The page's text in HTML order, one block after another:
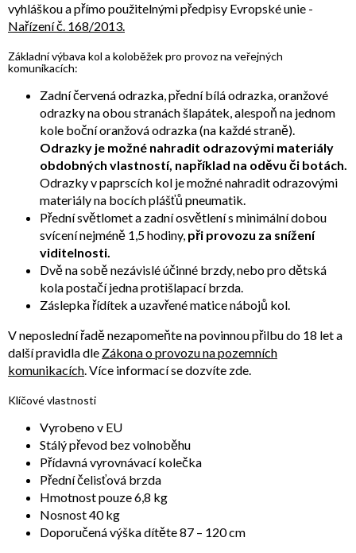
vyhláškou a přímo použitelnými předpisy Evropské unie -
Nařízení č. 168/2013.
Základní výbava kol a koloběžek pro provoz na veřejných
komunikacích:
Zadní červená odrazka, přední bílá odrazka, oranžové
odrazky na obou stranách šlapátek, alespoň na jednom
kole boční oranžová odrazka (na každé straně).
Odrazky je možné nahradit odrazovými materiály
obdobných vlastností, například na oděvu či botách.
Odrazky v paprscích kol je možné nahradit odrazovými
materiály na bocích plášťů pneumatik.
Přední světlomet a zadní osvětlení s minimální dobou
svícení nejméně 1,5 hodiny, při provozu za snížení
viditelnosti.
Dvě na sobě nezávislé účinné brzdy, nebo pro dětská
kola postačí jedna protišlapací brzda.
Záslepka řídítek a uzavřené matice nábojů kol.
V neposlední řadě nezapomeňte na povinnou přilbu do 18 let a
další pravidla dle Zákona o provozu na pozemních
komunikacích. Více informací se dozvíte zde.
Klíčové vlastnosti
Vyrobeno v EU
Stálý převod bez volnoběhu
Přídavná vyrovnávací kolečka
Přední čelisťová brzda
Hmotnost pouze 6,8 kg
Nosnost 40 kg
Doporučená výška dítěte 87 – 120 cm